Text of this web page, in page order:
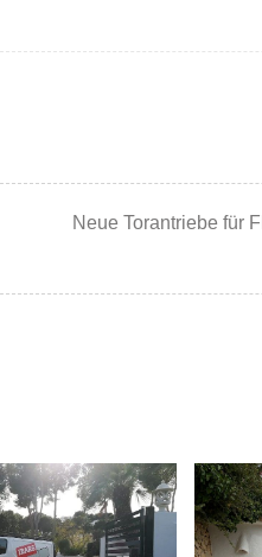
Neue Torantriebe für